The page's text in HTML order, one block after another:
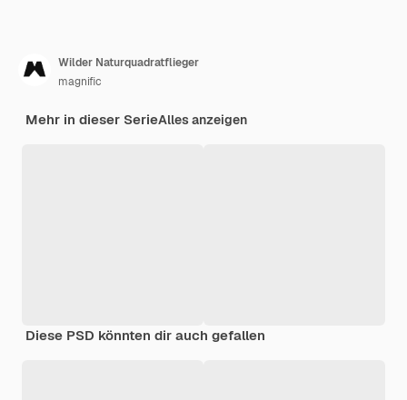
Wilder Naturquadratflieger
magnific
Mehr in dieser SerieAlles anzeigen
Diese PSD könnten dir auch gefallen